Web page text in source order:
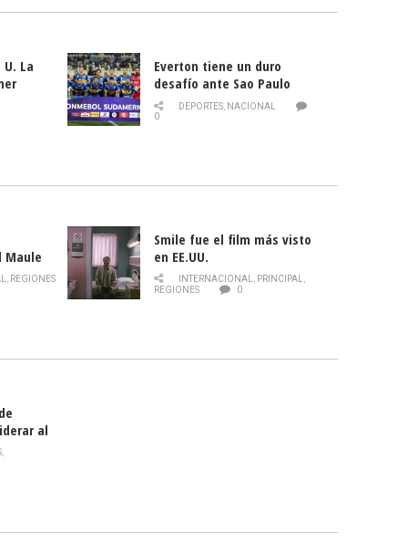
La
Everton tiene un duro
desafío ante Sao Paulo
DEPORTES, NACIONAL
0
Maule
de la
, REGIONES
Smile fue el film más visto
en EE.UU.
INTERNACIONAL, PRINCIPAL,
REGIONES
0
al
,